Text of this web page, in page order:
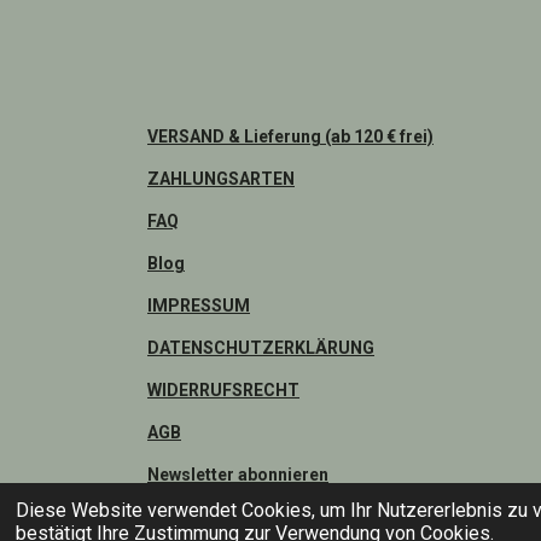
Diese Website verwendet Cookies, um Ihr Nutzererlebnis
bestätigt Ihre Zustimmung zur Verwendung von Cookies.
VERSAND & Lieferung (ab 120 € frei)
ZAHLUNGSARTEN
FAQ
Blog
IMPRESSUM
DATENSCHUTZERKLÄRUNG
WIDERRUFSRECHT
AGB
Newsletter abonnieren
© 2026 Mirellas-Zaubernadel